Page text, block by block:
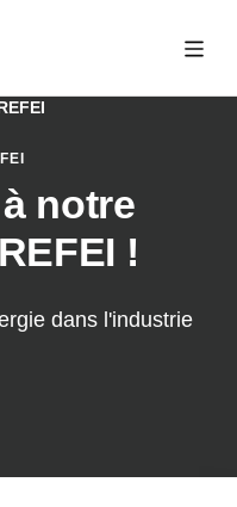
notre
!
dans l'industrie